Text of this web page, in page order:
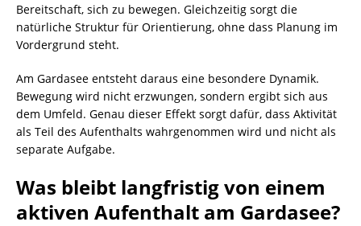
Bereitschaft, sich zu bewegen. Gleichzeitig sorgt die
natürliche Struktur für Orientierung, ohne dass Planung im
Vordergrund steht.
Am Gardasee entsteht daraus eine besondere Dynamik.
Bewegung wird nicht erzwungen, sondern ergibt sich aus
dem Umfeld. Genau dieser Effekt sorgt dafür, dass Aktivität
als Teil des Aufenthalts wahrgenommen wird und nicht als
separate Aufgabe.
Was bleibt langfristig von einem
aktiven Aufenthalt am Gardasee?